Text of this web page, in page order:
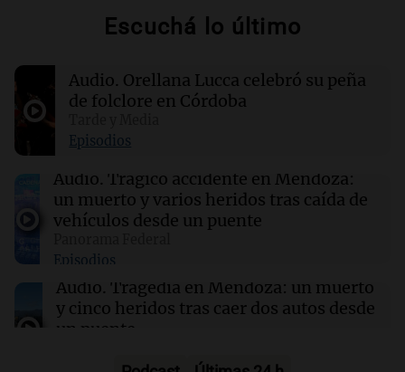
16:07
Más de 178.000 inmigrantes abandonan
Sudáfrica por violencia y deportaciones
15:48
Bomberos controlaron un incendio en barrio
Renacimiento
Barcelona y Real Madrid despidieron en sus
redes sociales a Jorge Messi
Escuchá lo último
Audio. Orellana Lucca celebró su peña
de folclore en Córdoba
Episodios
Audio. Trágico accidente en Mendoza:
un muerto y varios heridos tras caída de
vehículos desde un puente
Episodios
Audio. Tragedia en Mendoza: un muerto
y cinco heridos tras caer dos autos desde
un puente